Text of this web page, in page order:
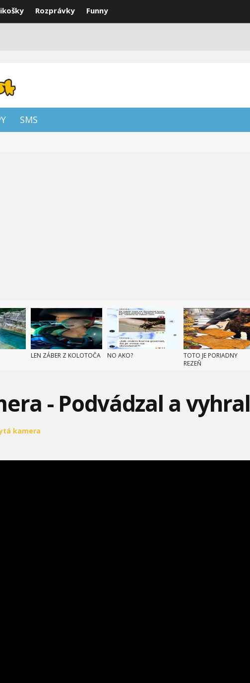
Rozprávky Funny
SMS
LEN ZÁBER Z KOLOTOČA NO AKO?
TOTO JE PORIADNY
REZEŇ
- Podvádzal a vyhral
kamera